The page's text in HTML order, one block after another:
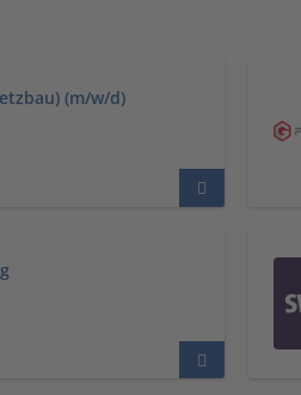
(m/w/d)